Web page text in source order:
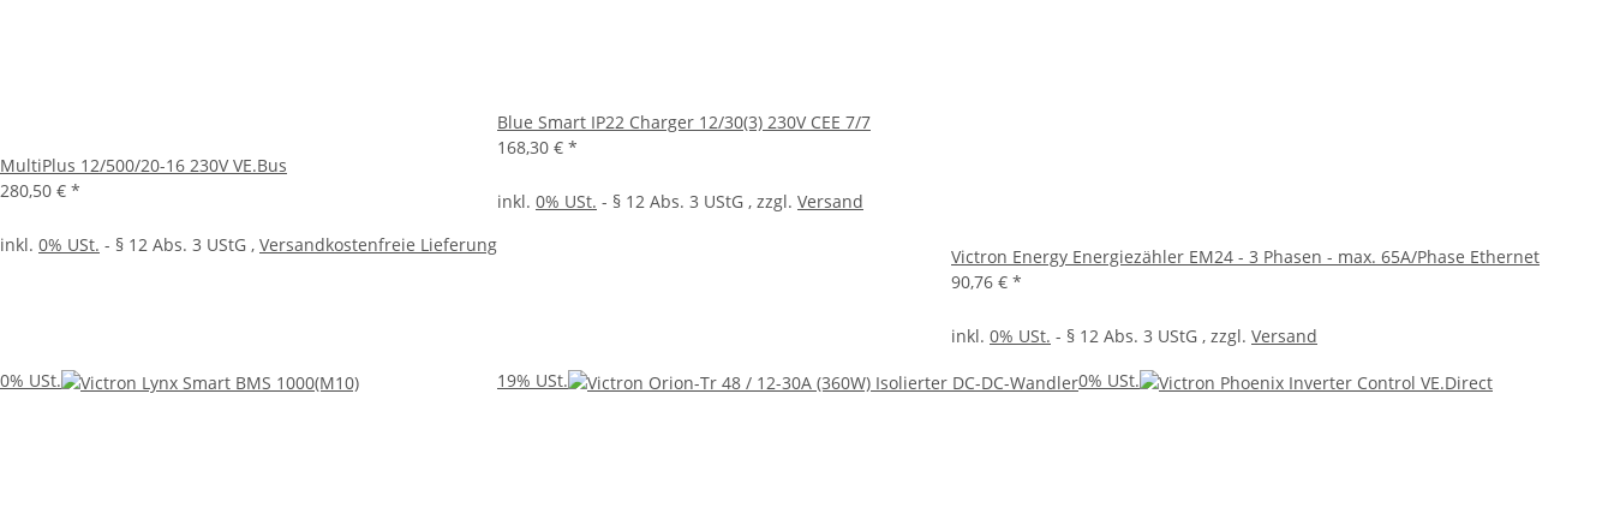
MultiPlus 12/500/20-16 230V VE.Bus
280,50 € *
inkl. 0% USt. - § 12 Abs. 3 UStG , Versandkostenfreie Lieferung
Blue Smart IP22 Charger 12/30(3) 230V CEE 7/7
168,30 € *
inkl. 0% USt. - § 12 Abs. 3 UStG , zzgl. Versand
Victron Energy Energiezähler EM24 - 3 Phasen - max. 65A/Phase Ethernet
90,76 € *
inkl. 0% USt. - § 12 Abs. 3 UStG , zzgl. Versand
0% USt.
19% USt. 0% USt.